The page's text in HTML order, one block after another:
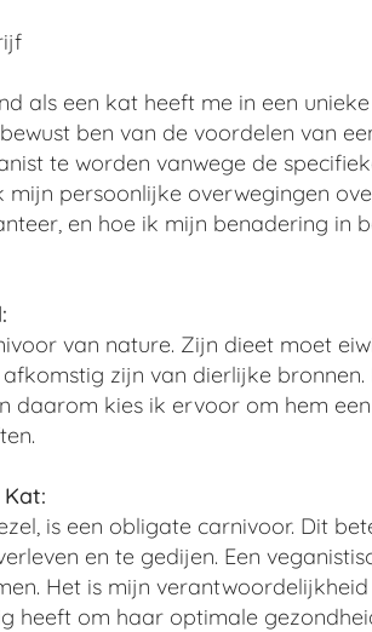
als een kat heeft me in een
ben van de voordelen van
te worden vanwege de
persoonlijke overwegingen
en hoe ik mijn benadering in
van nature. Zijn dieet moet
zijn van dierlijke bronnen.
daarom kies ik ervoor om hem
is een obligate carnivoor. Dit
en te gedijen. Een
Het is mijn
heeft om haar optimale